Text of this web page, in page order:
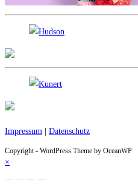
Impressum Datenschutz
Copyright - WordPress Theme by OceanWP
×